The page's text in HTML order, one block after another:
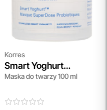
Korres
Smart Yoghurt
Masque SuperDose
Maska do twarzy 100 ml